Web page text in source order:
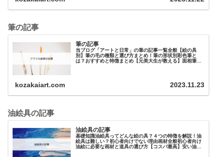
筆の記事
筆の記事
当ブログ「アートと日常」の筆の記事一覧全般【絵の具
別】筆の毛の種類と選び方まとめ！筆の形状別彩色筆と
は？おすすめと特徴まとめ【元美大生が教える】面相筆と
kozakaiart.com 2023.11.23
油絵具の記事
油絵具の記事
基礎知識油絵具ってどんな絵の具？４つの特徴を解説！油
絵具は難しい？初心者向けでない理由画材全般初心者向け
油絵に必要な画材と道具の選び方【コスパ最高】安い油絵